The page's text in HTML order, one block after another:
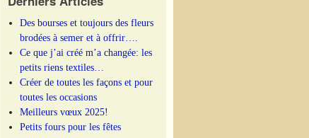
Des bourses et toujours des fleurs
brodées à semer et à offrir….
Ce que j’ai créé m’a changée: les
petits riens textiles…
Créer de toutes les façons et pour
toutes les occasions
Meilleurs vœux 2025!
Petits fours pour les fêtes